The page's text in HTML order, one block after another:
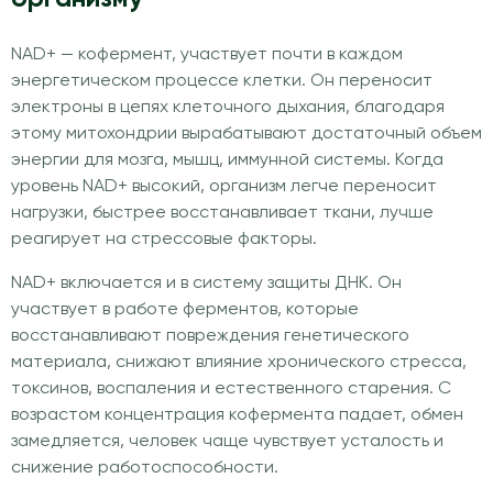
NAD+ — кофермент, участвует почти в каждом
энергетическом процессе клетки. Он переносит
электроны в цепях клеточного дыхания, благодаря
этому митохондрии вырабатывают достаточный объем
энергии для мозга, мышц, иммунной системы. Когда
уровень NAD+ высокий, организм легче переносит
нагрузки, быстрее восстанавливает ткани, лучше
реагирует на стрессовые факторы.
NAD+ включается и в систему защиты ДНК. Он
участвует в работе ферментов, которые
восстанавливают повреждения генетического
материала, снижают влияние хронического стресса,
токсинов, воспаления и естественного старения. С
возрастом концентрация кофермента падает, обмен
замедляется, человек чаще чувствует усталость и
снижение работоспособности.